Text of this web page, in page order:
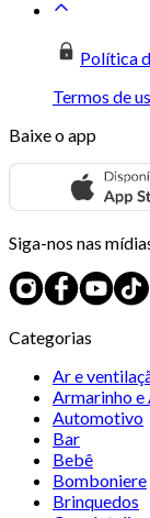
Política
Termos de
Baixe o app
Siga-nos nas
Categorias
Ar e
Armarinho
Automotivo
Bar
Bebê
Bomboniere
Brinquedos